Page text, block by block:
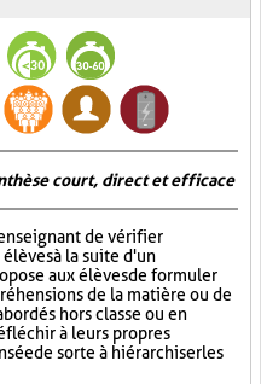
court, direct et efficace
de vérifier
à la suite d'un
aux élèves de formuler
de la matière ou de
hors classe ou en
à leurs propres
de sorte à hiérarchiser les